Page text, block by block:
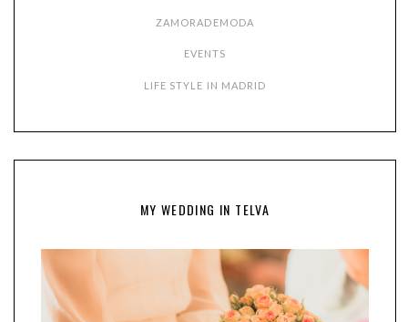
ZAMORADEMODA
EVENTS
LIFE STYLE IN MADRID
MY WEDDING IN TELVA